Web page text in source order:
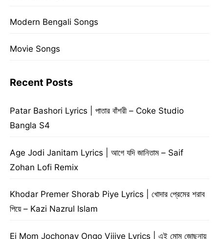
Modern Bengali Songs
Movie Songs
Recent Posts
Patar Bashori Lyrics | পাতার বাঁশরী – Coke Studio
Bangla S4
Age Jodi Janitam Lyrics | আগে যদি জানিতাম – Saif
Zohan Lofi Remix
Khodar Premer Shorab Piye Lyrics | খোদার প্রেমের শরাব
পিয়ে – Kazi Nazrul Islam
Ei Mom Jochonay Ongo Vijiye Lyrics | এই মোম জোছনায়